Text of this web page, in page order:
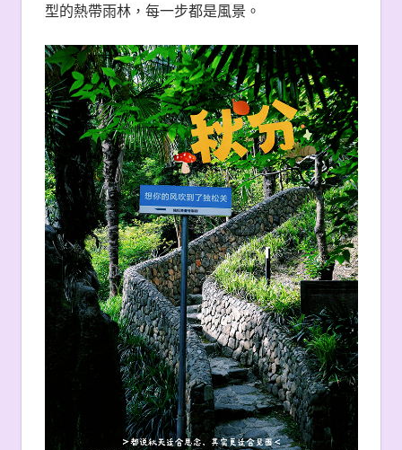
型的熱帶雨林，每一步都是風景。